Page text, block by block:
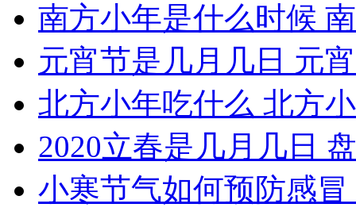
南方小年是什么时候
元宵节是几月几日 元
北方小年吃什么 北方
2020立春是几月几日
小寒节气如何预防感